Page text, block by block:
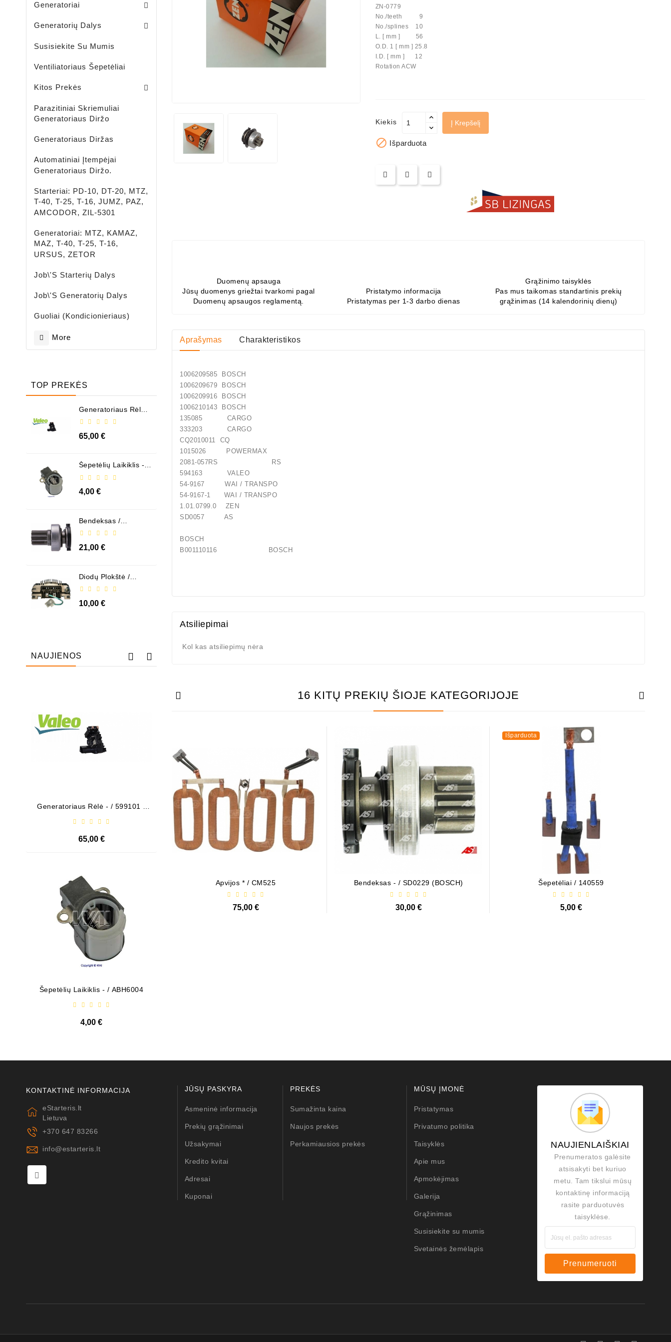
Generatoriai
Generatorių Dalys
Susisiekite Su Mumis
Ventiliatoriaus Šepetėliai
Kitos Prekės
Parazitiniai Skriemuliai
Generatoriaus Diržo
Generatoriaus Diržas
Automatiniai Įtempėjai
Generatoriaus Diržo.
Starteriai: PD-10, DT-20, MTZ,
T-40, T-25, T-16, JUMZ, PAZ,
AMCODOR, ZIL-5301
Generatoriai: MTZ, KAMAZ,
MAZ, T-40, T-25, T-16,
URSUS, ZETOR
Job\'s Starterių Dalys
Job\'s Generatorių Dalys
Guoliai (kondicionieriaus)
More
TOP PREKĖS
Generatoriaus Rėlė -
65,00 €
Šepetėlių Laikiklis - /
4,00 €
Bendeksas /
21,00 €
Diodų Plokštė /
10,00 €
NAUJIENOS
Generatoriaus Rėlė - / 599101 (
65,00 €
Šepetėlių Laikiklis - / ABH6004
4,00 €
Bendeksas / 1006209661
21,00 €
ZN-0779
No./teeth 9
No./splines 10
L. [ mm ] 56
O.D. 1 [ mm ] 25.8
I.D. [ mm ] 12
Rotation ACW
Kiekis Į Krepšelį
 Išparduota
Duomenų apsauga
Jūsų duomenys griežtai tvarkomi pagal
Duomenų apsaugos reglamentą.
Pristatymo informacija
Pristatymas per 1-3 darbo dienas
Grąžinimo taisyklės
Pas mus taikomas standartinis prekių
grąžinimas (14 kalendorinių dienų)
Aprašymas Charakteristikos
1006209585 BOSCH
1006209679 BOSCH
1006209916 BOSCH
1006210143 BOSCH
135085 CARGO
333203 CARGO
CQ2010011 CQ
1015026 POWERMAX
2081-057RS RS
594163 VALEO
54-9167 WAI / TRANSPO
54-9167-1 WAI / TRANSPO
1.01.0799.0 ZEN
SD0057 AS
BOSCH
B001110116 BOSCH
Atsiliepimai
Kol kas atsiliepimų nėra
16 KITŲ PREKIŲ ŠIOJE KATEGORIJOJE
Apvijos * / CM525
75,00 €
Bendeksas - / SD0229 (BOSCH)
30,00 €
Išparduota
Šepetėliai / 140559
5,00 €
KONTAKTINĖ INFORMACIJA
eStarteris.lt
Lietuva
+370 647 83266
info@estarteris.lt
JŪSŲ PASKYRA
Asmeninė informacija
Prekių grąžinimai
Užsakymai
Kredito kvitai
Adresai
Kuponai
PREKĖS
Sumažinta kaina
Naujos prekės
Perkamiausios prekės
MŪSŲ ĮMONĖ
Pristatymas
Privatumo politika
Taisyklės
Apie mus
Apmokėjimas
Galerija
Grąžinimas
Susisiekite su mumis
Svetainės žemėlapis
NAUJIENLAIŠKIAI
Prenumeratos galėsite
atsisakyti bet kuriuo
metu. Tam tikslui mūsų
kontaktinę informaciją
rasite parduotuvės
taisyklėse.
Prenumeruoti